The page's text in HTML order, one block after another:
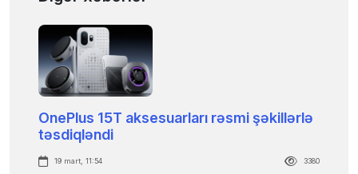
OnePlus 15T aksesuarları rəsmi şəkillərlə
təsdiqləndi
19 mart, 11:54 3380